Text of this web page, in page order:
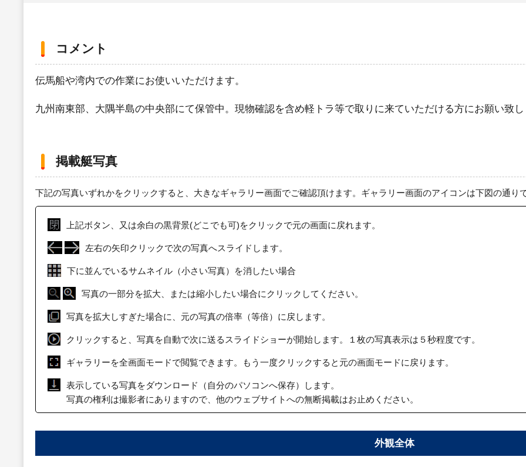
コメント
伝馬船や湾内での作業にお使いいただけます。
九州南東部、大隅半島の中央部にて保管中。現物確認を含め軽トラ等で取りに来ていただける方にお願い致
掲載艇写真
下記の写真いずれかをクリックすると、大きなギャラリー画面でご確認頂けます。ギャラリー画面のアイコンは下図の通り
上記ボタン、又は余白の黒背景(どこでも可)をクリックで元の画面に戻れます。
左右の矢印クリックで次の写真へスライドします。
下に並んでいるサムネイル（小さい写真）を消したい場合
写真の一部分を拡大、または縮小したい場合にクリックしてください。
写真を拡大しすぎた場合に、元の写真の倍率（等倍）に戻します。
クリックすると、写真を自動で次に送るスライドショーが開始します。１枚の写真表示は５秒程度です。
ギャラリーを全画面モードで閲覧できます。もう一度クリックすると元の画面モードに戻ります。
表示している写真をダウンロード（自分のパソコンへ保存）します。
写真の権利は撮影者にありますので、他のウェブサイトへの無断掲載はお止めください。
外観全体